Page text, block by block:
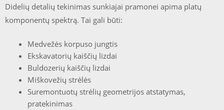
Didelių detalių tekinimas sunkiajai pramonei apima platų
komponentų spektrą. Tai gali būti:
Medvežės korpuso jungtis
Ekskavatorių kaiščių lizdai
Buldozerių kaiščių lizdai
Miškovežių strėlės
Suremontuotų strėlių geometrijos atstatymas,
pratekinimas